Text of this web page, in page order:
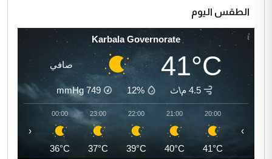
الطقس اليوم
Karbala Governorate
41°C صافي
4.5 م\ث 12%
749
mmHg
20:00
41°C
21:00
40°C
22:00
39°C
23:00
37°C
00:00
36°C
‹ ›